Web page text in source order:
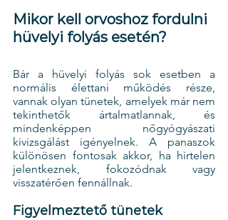
Mikor kell orvoshoz fordulni
hüvelyi folyás esetén?
Bár a hüvelyi folyás sok esetben a
normális élettani működés része,
vannak olyan tünetek, amelyek már nem
tekinthetők ártalmatlannak, és
mindenképpen nőgyógyászati
kivizsgálást igényelnek. A panaszok
különösen fontosak akkor, ha hirtelen
jelentkeznek, fokozódnak vagy
visszatérően fennállnak.
Figyelmeztető tünetek